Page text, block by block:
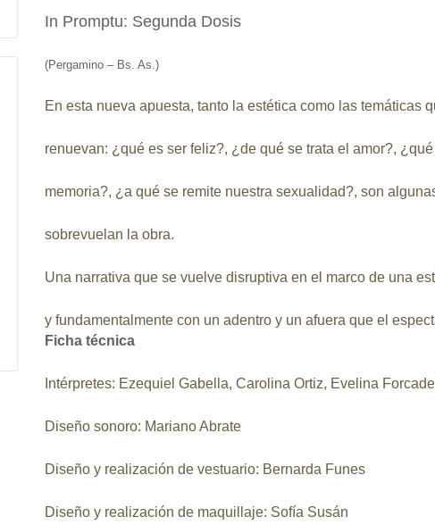
In Promptu: Segunda Dosis
(Pergamino – Bs. As.)
En esta nueva apuesta, tanto la estética como las temáticas
renuevan: ¿qué es ser feliz?, ¿de qué se trata el amor?,
memoria?, ¿a qué se remite nuestra sexualidad?, son
sobrevuelan la obra.
Una narrativa que se vuelve disruptiva en el marco de una
y fundamentalmente con un adentro y un afuera que el
Ficha técnica
Intérpretes: Ezequiel Gabella, Carolina Ortiz, Evelina
Diseño sonoro: Mariano Abrate
Diseño y realización de vestuario: Bernarda Funes
Diseño y realización de maquillaje: Sofía Susán